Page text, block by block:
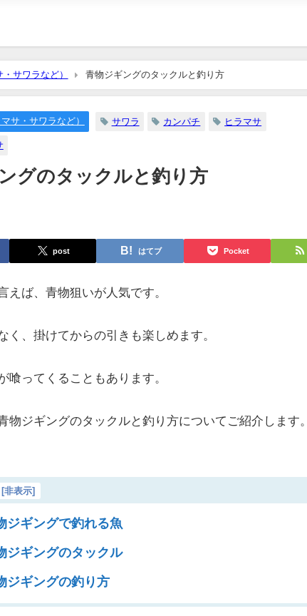
サワラなど） 青物ジギングのタックルと釣り方
サ・サワラなど） サワラ カンパチ ヒラマサ
グのタックルと釣り方
post はてブ Pocket
えば、青物狙いが人気です。
く、掛けてからの引きも楽しめます。
喰ってくることもあります。
物ジギングのタックルと釣り方についてご紹介します。
[非表示]
ジギングで釣れる魚
ジギングのタックル
ジギングの釣り方